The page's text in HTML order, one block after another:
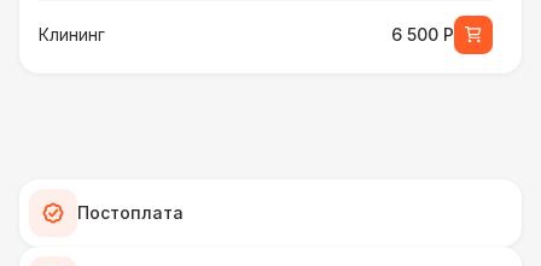
Клининг 6 500 Р
ПрилавокПостоплата